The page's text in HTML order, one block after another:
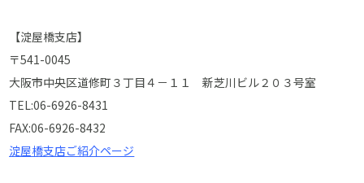
【淀屋橋支店】
〒541-0045
大阪市中央区道修町３丁目４－１１ 新芝川ビル２０３号室
TEL:06-6926-8431
FAX:06-6926-8432
淀屋橋支店ご紹介ページ